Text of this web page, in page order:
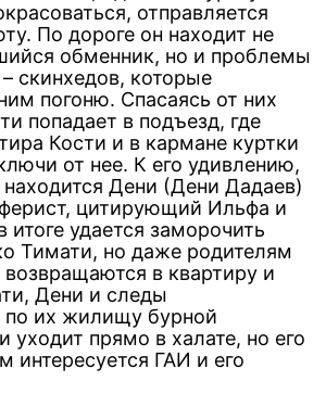
отправляется
По дороге он находит не
обменник, но и проблемы
скинхедов, которые
погоню. Спасаясь от них
попадает в подъезд, где
Кости и в кармане куртки
от нее. К его удивлению,
Дени (Дени Дадаев)
цитирующий Ильфа и
удается заморочить
Тимати, но даже родителям
в квартиру и
Дени и следы
по их жилищу бурной
уходит прямо в халате, но его
интересуется ГАИ и его